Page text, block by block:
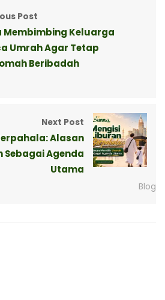
Post
Membimbing Keluarga
Umrah Agar Tetap
Beribadah
Next Post
Alasan
Sebagai Agenda
Utama
Blog